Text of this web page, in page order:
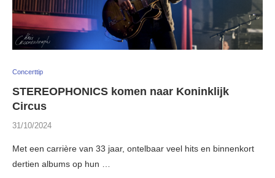
Concerttip
STEREOPHONICS komen naar Koninklijk
Circus
31/10/2024
Met een carrière van 33 jaar, ontelbaar veel hits en binnenkort
dertien albums op hun …